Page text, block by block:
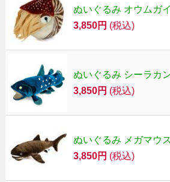
ぬいぐるみ オウムガイ
3,850円 (税込)
ぬいぐるみ シーラカ
3,850円 (税込)
ぬいぐるみ メガマウ
3,850円 (税込)